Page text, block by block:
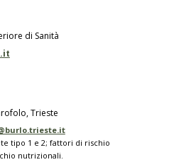
di Sanità
Trieste
tipo 1 e 2; fattori di rischio
nutrizionali.